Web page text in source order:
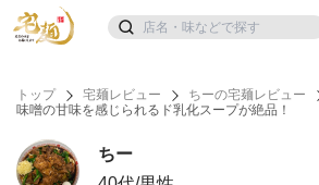
トップ 宅麺レビュー
ちーの宅麺レビュー
味噌の甘味を感じられるド乳化スープが絶品！
ちー